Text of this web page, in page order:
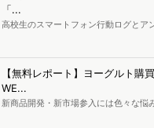
制作するにはどうするべきなのでしょ
疑問をお抱えのSEO・Webマーケティ
容となっています。※本レポートは記
「...
高校生のスマートフォン行動ログとア
最新の若年層（高校生）におけるデ
ち、スマートフォンを取り巻く環境
により高校生のデジタルライフスタイ
す。※資料は記事内の入力フォームよ
【無料レポート】ヨーグルト購
WE...
新商品開発・新市場参入には色々な悩
調査を実施しても、購買実態が不透